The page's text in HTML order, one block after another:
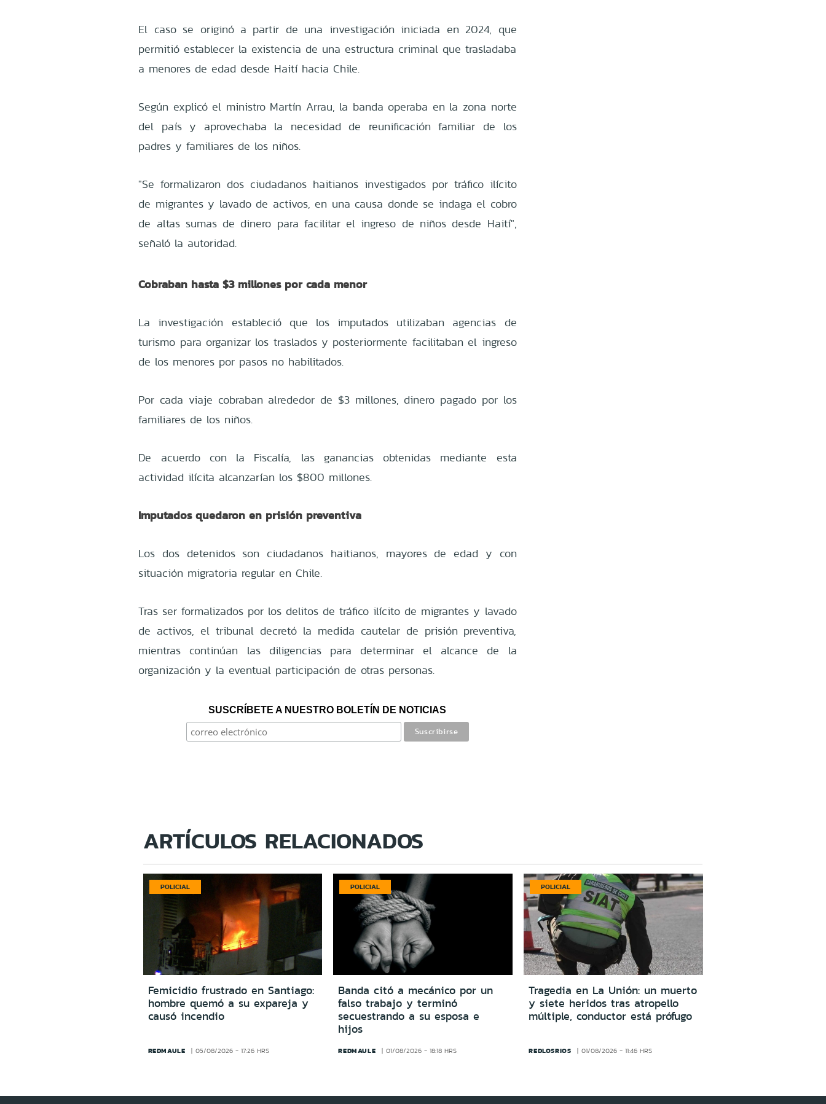
El caso se originó a partir de una investigación iniciada en 2024, que
permitió establecer la existencia de una estructura criminal que trasladaba
a menores de edad desde Haití hacia Chile.
Según explicó el ministro Martín Arrau, la banda operaba en la zona norte
del país y aprovechaba la necesidad de reunificación familiar de los
padres y familiares de los niños.
"Se formalizaron dos ciudadanos haitianos investigados por tráfico ilícito
de migrantes y lavado de activos, en una causa donde se indaga el cobro
de altas sumas de dinero para facilitar el ingreso de niños desde Haití",
señaló la autoridad.
Cobraban hasta $3 millones por cada menor
La investigación estableció que los imputados utilizaban agencias de
turismo para organizar los traslados y posteriormente facilitaban el ingreso
de los menores por pasos no habilitados.
Por cada viaje cobraban alrededor de $3 millones, dinero pagado por los
familiares de los niños.
De acuerdo con la Fiscalía, las ganancias obtenidas mediante esta
actividad ilícita alcanzarían los $800 millones.
Imputados quedaron en prisión preventiva
Los dos detenidos son ciudadanos haitianos, mayores de edad y con
situación migratoria regular en Chile.
Tras ser formalizados por los delitos de tráfico ilícito de migrantes y lavado
de activos, el tribunal decretó la medida cautelar de prisión preventiva,
mientras continúan las diligencias para determinar el alcance de la
organización y la eventual participación de otras personas.
SUSCRÍBETE A NUESTRO BOLETÍN DE NOTICIAS
ARTÍCULOS RELACIONADOS
POLICIAL
Femicidio frustrado en Santiago:
hombre quemó a su expareja y
causó incendio
REDMAULE 05/08/2026 - 17:26 HRS
POLICIAL
Banda citó a mecánico por un
falso trabajo y terminó
secuestrando a su esposa e
hijos
REDMAULE 01/08/2026 - 18:18 HRS
POLICIAL
Tragedia en La Unión: un muerto
y siete heridos tras atropello
múltiple, conductor está prófugo
REDLOSRIOS 01/08/2026 - 11:46 HRS